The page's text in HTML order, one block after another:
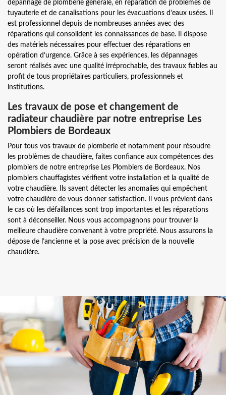
dépannage de plomberie générale, en réparation de problèmes de
tuyauterie et de canalisations pour les évacuations d’eaux usées. Il
est professionnel depuis de nombreuses années avec des
réparations qui consolident les connaissances de base. Il dispose
des matériels nécessaires pour effectuer des réparations en
opération d’urgence. Grâce à ses expériences, les dépannages
seront réalisés avec une qualité irréprochable, des travaux fiables au
profit de tous propriétaires particuliers, professionnels et
institutions.
Les travaux de pose et changement de
radiateur chaudière par notre entreprise Les
Plombiers de Bordeaux
Pour tous vos travaux de plomberie et notamment pour résoudre
les problèmes de chaudière, faites confiance aux compétences des
plombiers de notre entreprise Les Plombiers de Bordeaux. Nos
plombiers chauffagistes vérifient votre installation et la qualité de
votre chaudière. Ils savent détecter les anomalies qui empêchent
votre chaudière de vous donner satisfaction. Il vous prévient dans
le cas où les défaillances sont trop importantes et les réparations
sont à déconseiller. Nous vous accompagnons pour trouver la
meilleure chaudière convenant à votre propriété. Nous assurons la
dépose de l’ancienne et la pose avec précision de la nouvelle
chaudière.